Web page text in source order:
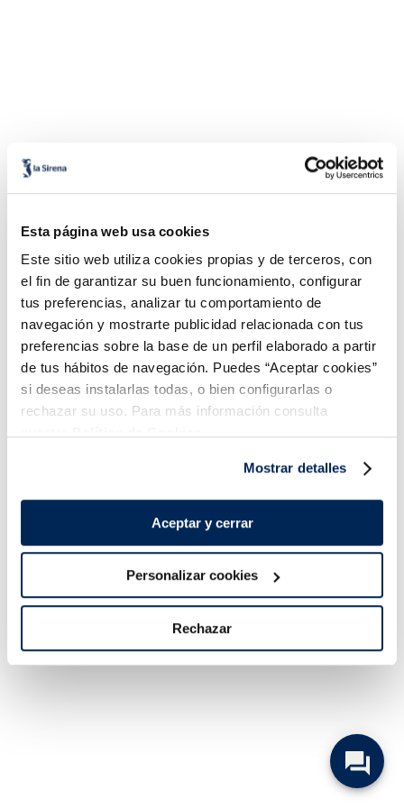
Esta página web usa cookies
Este sitio web utiliza cookies propias y de terceros, con
el fin de garantizar su buen funcionamiento, configurar
tus preferencias, analizar tu comportamiento de
navegación y mostrarte publicidad relacionada con tus
preferencias sobre la base de un perfil elaborado a partir
de tus hábitos de navegación. Puedes “Aceptar cookies”
si deseas instalarlas todas, o bien configurarlas o
rechazar su uso. Para más información consulta
Mostrar detalles
Aceptar y cerrar
Personalizar cookies
Rechazar